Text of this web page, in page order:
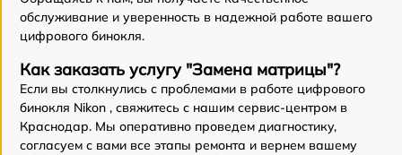
обслуживание и уверенность в надежной работе вашего
цифрового бинокля.
Как заказать услугу "Замена матрицы"?
Если вы столкнулись с проблемами в работе цифрового
бинокля Nikon , свяжитесь с нашим сервис-центром в
Краснодар. Мы оперативно проведем диагностику,
согласуем с вами все этапы ремонта и вернем вашему